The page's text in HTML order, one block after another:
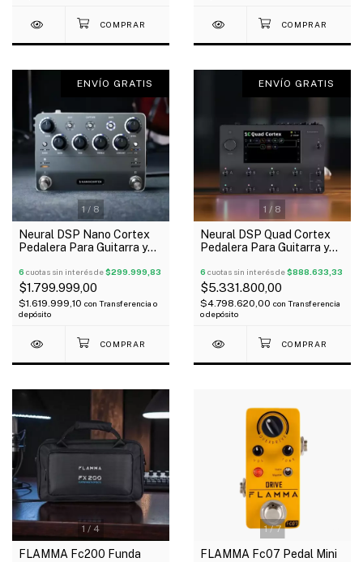
1/ 8
ENVÍO GRATIS
Neural DSP Nano Cortex
Pedalera Para Guitarra y
6 cuotas sin interés de$299.999,83
$1.799.999,00
$1.619.999,10 con Transferencia o
depósito
1 / 8
ENVÍO GRATIS
Neural DSP Quad Cortex
Pedalera Para Guitarra y
6 cuotas sin interés de$888.633,33
$5.331.800,00
$4.798.620,00 con Transferencia
o depósito
1 / 4
FLAMMA Fc200 Funda
1/7
FLAMMA Fc07 Pedal Mini